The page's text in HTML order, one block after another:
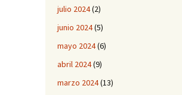
julio 2024(2)
junio 2024(5)
mayo 2024(6)
abril 2024(9)
marzo 2024(13)